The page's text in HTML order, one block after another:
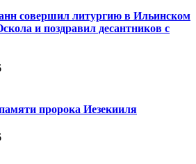
совершил литургию в Ильинском
и поздравил десантников с
пророка Иезекииля